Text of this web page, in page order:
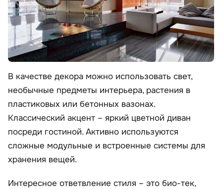
В качестве декора можно использовать свет,
необычные предметы интерьера, растения в
пластиковых или бетонных вазонах.
Классический акцент – яркий цветной диван
посреди гостиной. Активно используются
сложные модульные и встроенные системы для
хранения вещей.
Интересное ответвление стиля – это био-тек,